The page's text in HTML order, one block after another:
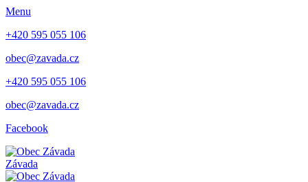
Menu
+420 595 055 106
obec@zavada.cz
+420 595 055 106
obec@zavada.cz
Facebook
Závada